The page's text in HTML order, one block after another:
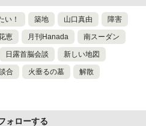
い！ 築地 山口真由 障害
恵 月刊Hanada 南スーダン
日露首脳会談 新しい地図
合 火垂るの墓 解散
ォローする